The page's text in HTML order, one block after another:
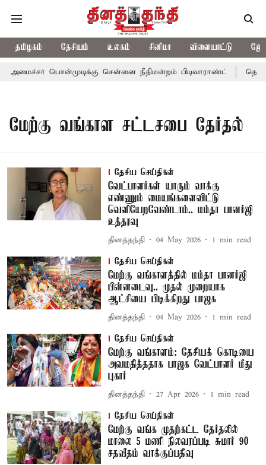
தமிழகம் தேசியம் உலகம் சினிமா விளையாட்டு
பொன்முடிக்கு சென்னை நீதிமன்றம் பிடிவாராண்ட்
மேற்கு வங்காள சட்டசபை தேர்தல்
தேசிய செய்திகள்
வேட்பாளர்கள் யாரும் வாக்கு
எண்ணும் மையங்களைவிட்டு
வெளியேறவேண்டாம்.. மம்தா பானர்ஜி
உத்தரவு
தினத்தந்தி 04 May 2026 1 min read
தேசிய செய்திகள்
மேற்கு வங்காளத்தில் மம்தா பானர்ஜி
பின்னடைவு.. முதல் முறையாக
ஆட்சியை பிடிக்கிறது பாஜக
தினத்தந்தி 04 May 2026 1 min read
தேசிய செய்திகள்
மேற்கு வங்காளம்: தேசியக் கொடியை
அவமதித்ததாக பாஜக வேட்பாளர் மீது
புகார்
தினத்தந்தி 27 Apr 2026 1 min read
தேசிய செய்திகள்
மேற்கு வங்க முதற்கட்ட தேர்தலில்
மாலை 5 மணி நிலவரப்படி சுமார் 90
சதவீதம் வாக்குப்பதிவு